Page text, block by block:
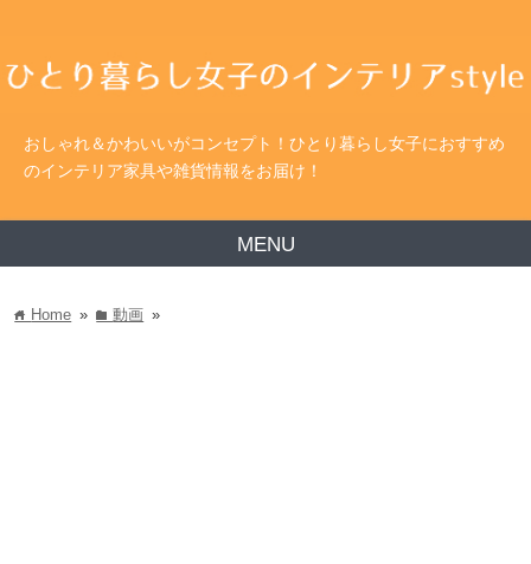
おしゃれ＆かわいいがコンセプト！ひとり暮らし女子におすすめ
のインテリア家具や雑貨情報をお届け！
MENU
home Home » folder動画 »